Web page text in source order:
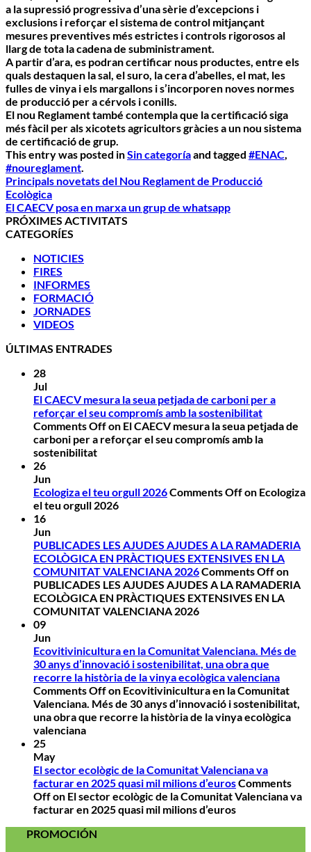
a la supressió progressiva d’una sèrie d’excepcions i
exclusions i reforçar el sistema de control mitjançant
mesures preventives més estrictes i controls rigorosos al
llarg de tota la cadena de subministrament.
A partir d’ara, es podran certificar nous productes, entre els
quals destaquen la sal, el suro, la cera d’abelles, el mat, les
fulles de vinya i els margallons i s’incorporen noves normes
de producció per a cérvols i conills.
El nou Reglament també contempla que la certificació siga
més fàcil per als xicotets agricultors gràcies a un nou sistema
de certificació de grup.
This entry was posted inSin categoríaand tagged #ENAC,
#noureglament.
Principals novetats del Nou Reglament de Producció
Ecològica
El CAECV posa en marxa un grup de whatsapp
PRÓXIMES ACTIVITATS
CATEGORÍES
NOTICIES
FIRES
INFORMES
FORMACIÓ
JORNADES
VIDEOS
ÚLTIMAS ENTRADES
28
Jul
El CAECV mesura la seua petjada de carboni per a
reforçar el seu compromís amb la sostenibilitat
Comments Offon El CAECV mesura la seua petjada de
carboni per a reforçar el seu compromís amb la
sostenibilitat
26
Jun
Ecologiza el teu orgull 2026Comments Offon Ecologiza
el teu orgull 2026
16
Jun
PUBLICADES LES AJUDES AJUDES A LA RAMADERIA
ECOLÒGICA EN PRÀCTIQUES EXTENSIVES EN LA
COMUNITAT VALENCIANA 2026Comments Offon
PUBLICADES LES AJUDES AJUDES A LA RAMADERIA
ECOLÒGICA EN PRÀCTIQUES EXTENSIVES EN LA
COMUNITAT VALENCIANA 2026
09
Jun
Ecovitivinicultura en la Comunitat Valenciana. Més de
30 anys d’innovació i sostenibilitat, una obra que
recorre la història de la vinya ecològica valenciana
Comments Offon Ecovitivinicultura en la Comunitat
Valenciana. Més de 30 anys d’innovació i sostenibilitat,
una obra que recorre la història de la vinya ecològica
valenciana
25
May
El sector ecològic de la Comunitat Valenciana va
facturar en 2025 quasi mil milions d’eurosComments
Offon El sector ecològic de la Comunitat Valenciana va
facturar en 2025 quasi mil milions d’euros
PROMOCIÓN